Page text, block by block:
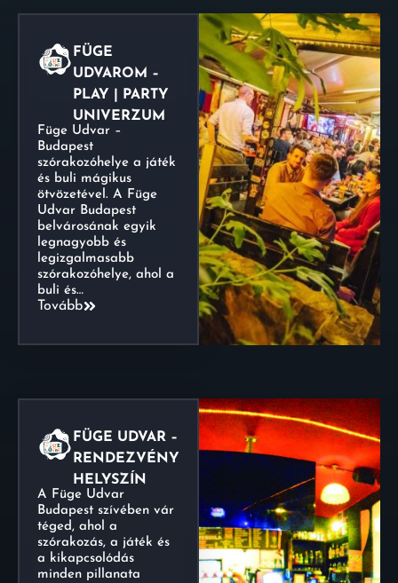
FÜGE
UDVAROM –
PLAY | PARTY
UNIVERZUM
Füge Udvar –
Budapest
szórakozóhelye a játék
és buli mágikus
ötvözetével. A Füge
Udvar Budapest
belvárosának egyik
legnagyobb és
legizgalmasabb
szórakozóhelye, ahol a
buli és…
Tovább
FÜGE UDVAR –
RENDEZVÉNY
HELYSZÍN
A Füge Udvar
Budapest szívében vár
téged, ahol a
szórakozás, a játék és
a kikapcsolódás
minden pillanata